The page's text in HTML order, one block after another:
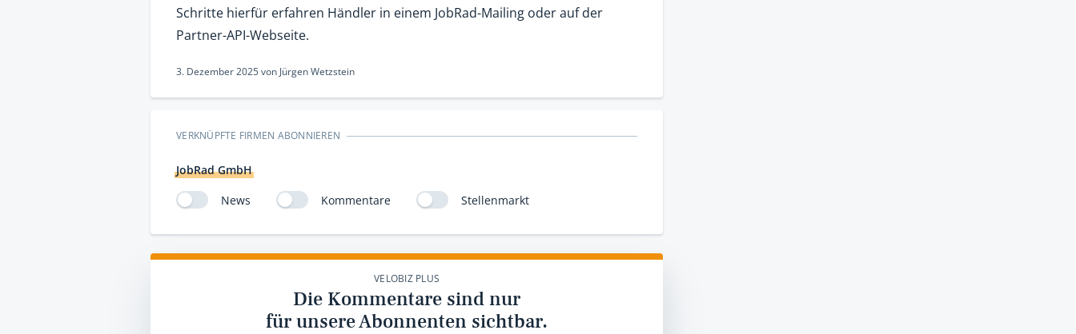
Schritte hierfür erfahren Händler in einem JobRad-Mailing oder auf der
Partner-API-Webseite.
3. Dezember 2025von Jürgen Wetzstein
VERKNÜPFTE FIRMEN ABONNIEREN
JobRad GmbH
News
Kommentare Stellenmarkt
VELOBIZ PLUS
Die Kommentare sind nur
für unsere Abonnenten sichtbar.